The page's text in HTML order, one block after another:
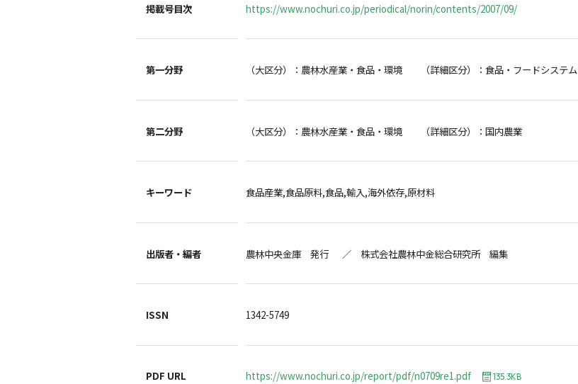
掲載号目次 https://www.nochuri.co.jp/periodical/norin/contents/2007/09/
第一分野 （大区分）：農林水産業・食品・環境 （詳細区分）：食品・フードシステム
第二分野 （大区分）：農林水産業・食品・環境 （詳細区分）：国内農業
キーワード 食品産業,食品原料,食品,輸入,海外依存,原材料
出版者・編者 農林中央金庫 発行 ／ 株式会社農林中金総合研究所 編集
ISSN 1342-5749
PDF URL https://www.nochuri.co.jp/report/pdf/n0709re1.pdf 135.3KB